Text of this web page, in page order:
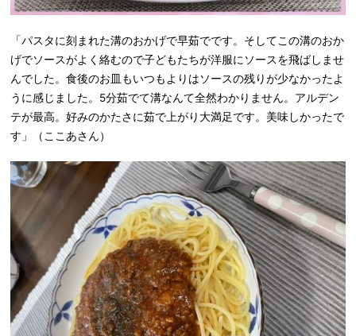
「パスタに刻まれた溝のおかげで早茹でです。そしてこの溝のおか
げでソースがよく絡むので子どもたちが洋服にソースを飛ばしませ
んでした。食後のお皿もいつもよりはソースの残りが少なかったよ
うに感じました。5分茹でて溝なんて全然わかりません。アルデン
テが最高。好みのかたさに茹で上がり大満足です。美味しかったで
す」（ここあさん）